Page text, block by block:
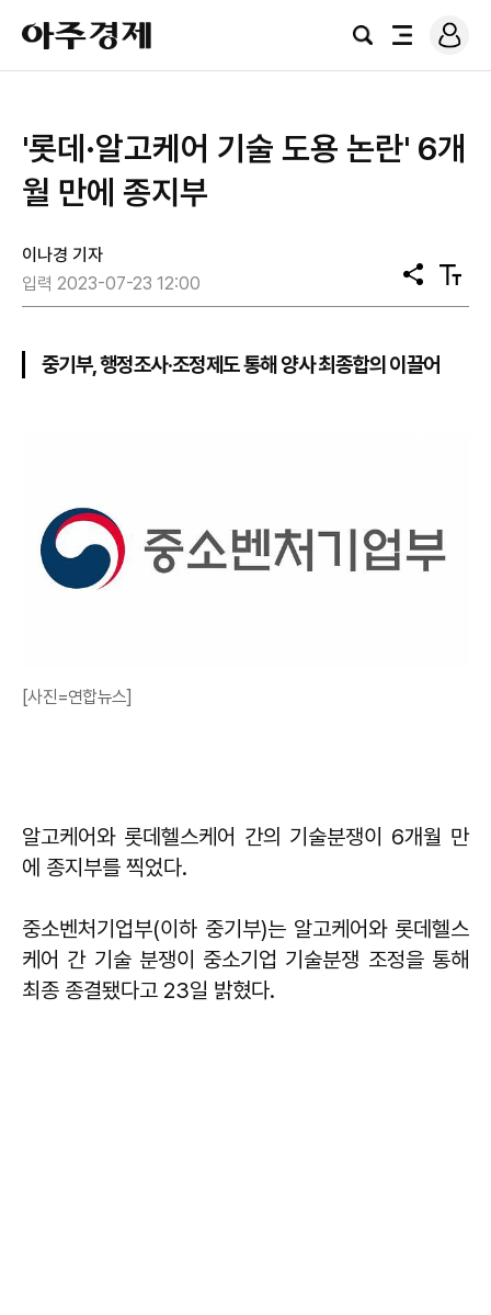
아
주
경
검
전
로
그
​'롯데·알고케어 기술 도용 논란' 6개
월 만에 종지부
이나경 기자
입력 2023-07-23 12:00
공
유
텍
스
중기부, 행정조사·조정제도 통해 양사 최종합의 이끌어
[사진=연합뉴스]
알고케어와 롯데헬스케어 간의 기술분쟁이 6개월 만
에 종지부를 찍었다.
중소벤처기업부(이하 중기부)는 알고케어와 롯데헬스
케어 간 기술 분쟁이 중소기업 기술분쟁 조정을 통해
최종 종결됐다고 23일 밝혔다.